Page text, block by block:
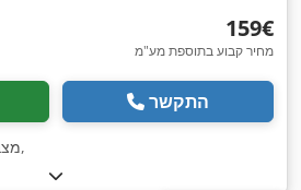
‏159 ‏€
מחיר קבוע בתוספת מע"מ
התקשר
,